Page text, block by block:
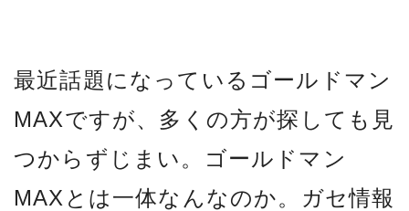
最近話題になっているゴールドマン
MAXですが、多くの方が探しても見
つからずじまい。ゴールドマン
MAXとは一体なんなのか。ガセ情報